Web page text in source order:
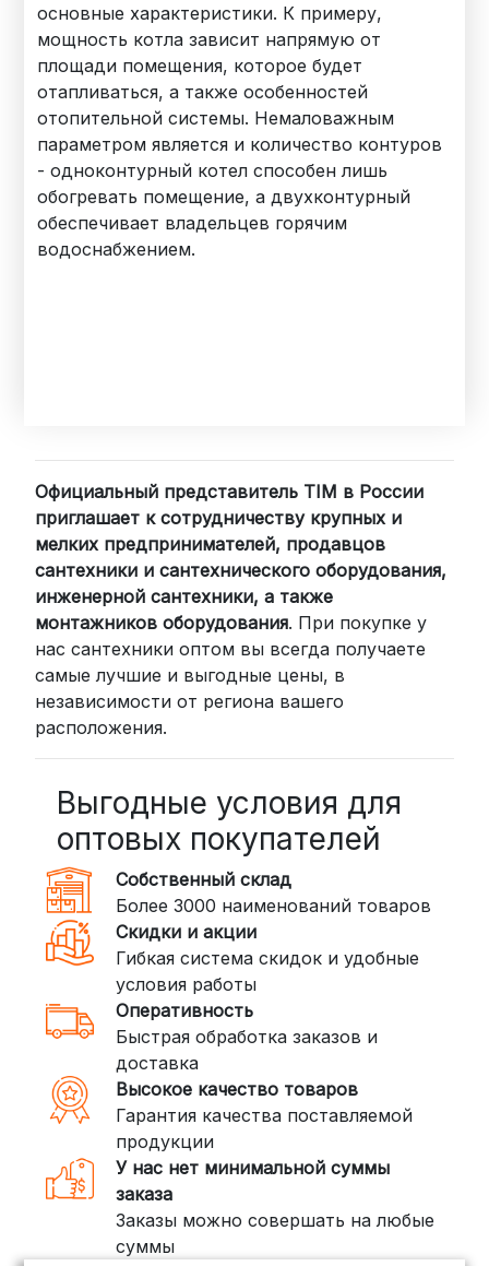
основные характеристики. К примеру,
мощность котла зависит напрямую от
площади помещения, которое будет
отапливаться, а также особенностей
отопительной системы. Немаловажным
параметром является и количество контуров
- одноконтурный котел способен лишь
обогревать помещение, а двухконтурный
обеспечивает владельцев горячим
водоснабжением.
Официальный представитель TIM в России
приглашает к сотрудничеству крупных и
мелких предпринимателей, продавцов
сантехники и сантехнического оборудования,
инженерной сантехники, а также
монтажников оборудования. При покупке у
нас сантехники оптом вы всегда получаете
самые лучшие и выгодные цены, в
независимости от региона вашего
расположения.
Выгодные условия для
оптовых покупателей
Собственный склад
Более 3000 наименований товаров
Скидки и акции
Гибкая система скидок и удобные
условия работы
Оперативность
Быстрая обработка заказов и
доставка
Высокое качество товаров
Гарантия качества поставляемой
продукции
У нас нет минимальной суммы
заказа
Заказы можно совершать на любые
суммы